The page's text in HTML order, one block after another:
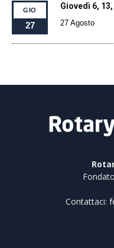
GIO
27
Giovedì 6,
27 Agosto
Contattaci: